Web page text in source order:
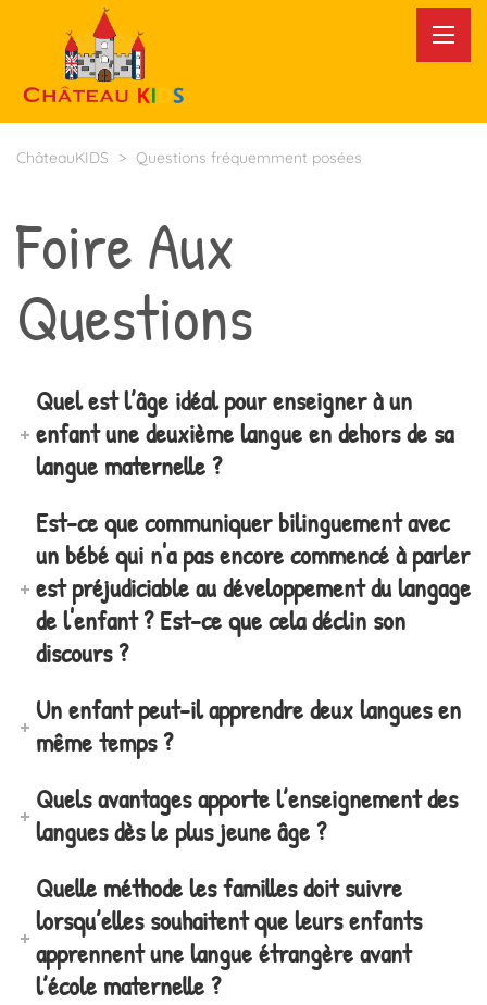
ChâteauKIDS > Questions fréquemment posées
Foire Aux
Questions
Quel est l’âge idéal pour enseigner à un
enfant une deuxième langue en dehors de sa
langue maternelle ?
Est-ce que communiquer bilinguement avec
un bébé qui n'a pas encore commencé à parler
est préjudiciable au développement du langage
de l'enfant ? Est-ce que cela déclin son
discours ?
Un enfant peut-il apprendre deux langues en
même temps ?
Quels avantages apporte l’enseignement des
langues dès le plus jeune âge ?
Quelle méthode les familles doit suivre
lorsqu’elles souhaitent que leurs enfants
apprennent une langue étrangère avant
l’école maternelle ?